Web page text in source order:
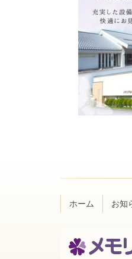
ツ
先
ホーム お知